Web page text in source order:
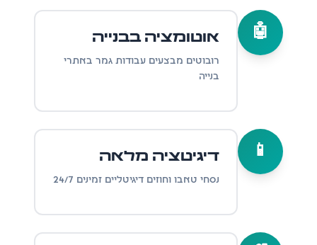
🤖 אוטומציה בבנייה
רובוטים מבצעים עבודות גמר באתרי
בנייה
📱 דיגיטציה מלאה
נסחי טאבו וחוזים דיגיטליים זמינים 24/7